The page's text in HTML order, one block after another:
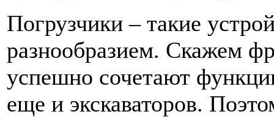
Погрузчики – такие
разнообразием. Скажем
успешно сочетают
еще и экскаваторов.